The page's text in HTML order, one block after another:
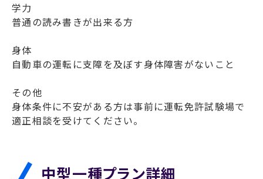
学力
普通の読み書きが出来る方
身体
自動車の運転に支障を及ぼす身体障害がないこと
その他
身体条件に不安がある方は事前に運転免許試験場で
適正相談を受けてください。
中型一種プラン詳細